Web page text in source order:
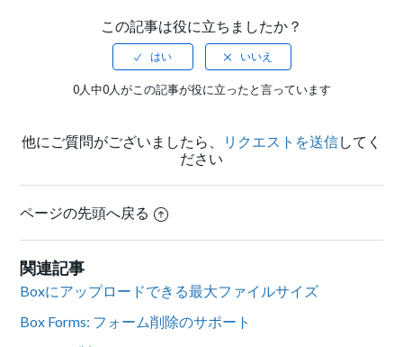
この記事は役に立ちましたか？
0人中0人がこの記事が役に立ったと言っています
他にご質問がございましたら、 リクエストを送信してく
ださい
ページの先頭へ戻る
関連記事
Boxにアップロードできる最大ファイルサイズ
Box Forms: フォーム削除のサポート